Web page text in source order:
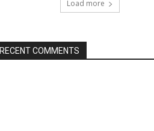
Load more
RECENT COMMENTS